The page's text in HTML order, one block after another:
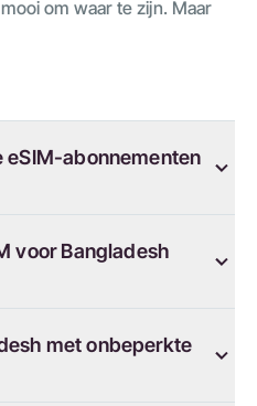
om waar te zijn. Maar
eSIM-abonnementen
voor Bangladesh
met onbeperkte